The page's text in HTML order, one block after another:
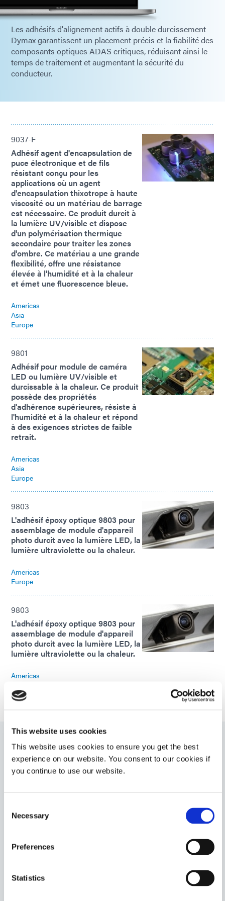
This website uses cookies
This website uses cookies to ensure you get the best
experience on our website. You consent to our cookies if
you continue to use our website.
Selection
Necessary
Preferences
Statistics
Les adhésifs d'alignement actifs à double durcissement
Dymax garantissent un placement précis et la fiabilité des
composants optiques ADAS critiques, réduisant ainsi le
temps de traitement et augmentant la sécurité du
conducteur.
9037-F
Adhésif agent d'encapsulation de
puce électronique et de fils
résistant conçu pour les
applications où un agent
d'encapsulation thixotrope à haute
viscosité ou un matériau de barrage
est nécessaire. Ce produit durcit à
la lumière UV/visible et dispose
d'un polymérisation thermique
secondaire pour traiter les zones
d'ombre. Ce matériau a une grande
flexibilité, offre une résistance
élevée à l'humidité et à la chaleur
et émet une fluorescence bleue.
Americas
Asia
Europe
9801
Adhésif pour module de caméra
LED ou lumière UV/visible et
durcissable à la chaleur. Ce produit
possède des propriétés
d'adhérence supérieures, résiste à
l'humidité et à la chaleur et répond
à des exigences strictes de faible
retrait.
Americas
Asia
Europe
9803
L'adhésif époxy optique 9803 pour
assemblage de module d'appareil
photo durcit avec la lumière LED, la
lumière ultraviolette ou la chaleur.
Americas
Europe
9803
L'adhésif époxy optique 9803 pour
assemblage de module d'appareil
photo durcit avec la lumière LED, la
lumière ultraviolette ou la chaleur.
Americas
9001-E-V3.1
Résine d'enrobage agent d'encapsulation et d'enrobage
cycles thermiques ainsi qu'à l'abrasion. Ce matériau
offre une couverture optimale sur les géométries de
liaisons filaires délicates.
Europe